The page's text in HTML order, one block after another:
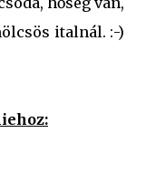
italnál. :-)